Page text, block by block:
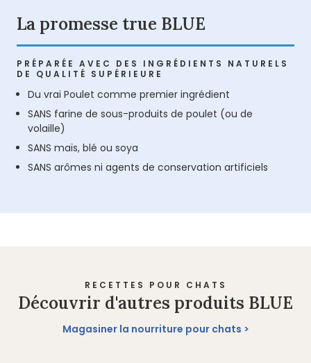
La promesse true BLUE
PRÉPARÉE AVEC DES INGRÉDIENTS NATURELS
DE QUALITÉ SUPÉRIEURE
Du vrai Poulet comme premier ingrédient
SANS farine de sous-produits de poulet (ou de
volaille)
SANS maïs, blé ou soya
SANS arômes ni agents de conservation artificiels
RECETTES POUR CHATS
Découvrir d'autres produits BLUE
Magasiner la nourriture pour chats